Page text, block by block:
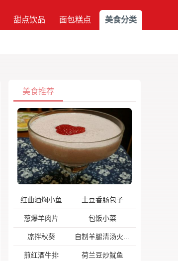
甜点饮品 面包糕点 美食分类
美食推荐
红曲酒焖小鱼 土豆香肠包子
葱爆羊肉片 包饭小菜
凉拌秋葵 自制羊腿清汤火锅
煎红酒牛排 荷兰豆炒鱿鱼